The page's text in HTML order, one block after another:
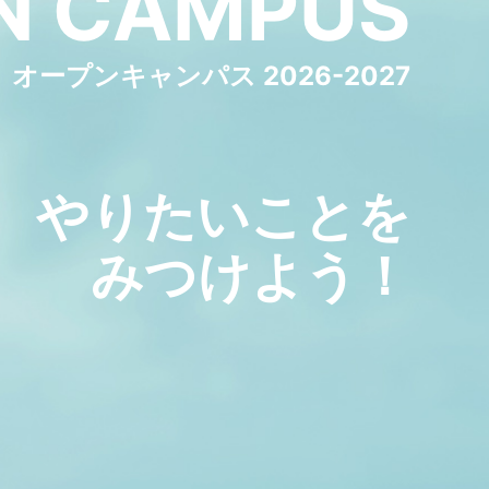
オープンキャンパス 2026-2027
やりたいことを
みつけよう！